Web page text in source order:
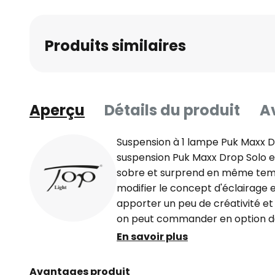
Produits similaires
Aperçu Détails du produit
Suspension à 1 lampe Puk Maxx
suspension Puk Maxx Drop
sobre et surprend en même
modifier le concept d'éclairage
apporter un peu de créativité et
on peut commander en option
accessoires. Ceux-ci sont
individuels. Comme la Puk Maxx
En savoir plus
Avantages produit